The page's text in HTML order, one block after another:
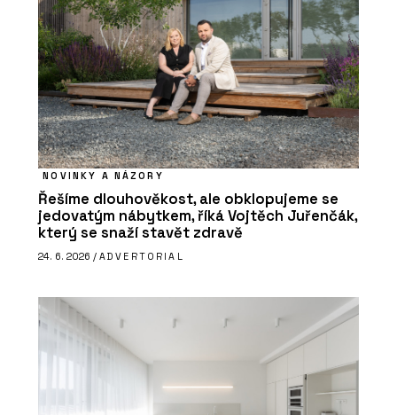
NOVINKY A NÁZORY
Řešíme dlouhověkost, ale obklopujeme se
jedovatým nábytkem, říká Vojtěch Juřenčák,
který se snaží stavět zdravě
24. 6. 2026 / ADVERTORIAL